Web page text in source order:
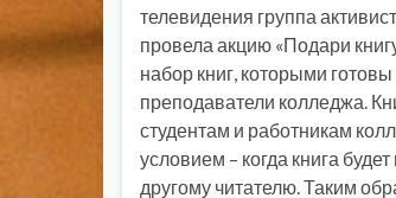
телевидения группа
провела акцию «Подари
набор книг, которыми
преподаватели колледжа.
студентам и работникам
условием – когда книга
другому читателю. Таким